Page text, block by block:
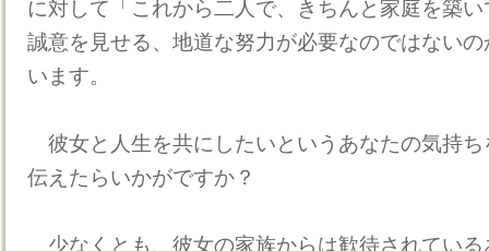
に対して「これから二人で、きちんと家庭を築
誠意を見せる、地道な努力が必要なのではない
います。
彼女と人生を共にしたいというあなたの気持
伝えたらいかがですか？
少なくとも、彼女の家族からは歓待されている